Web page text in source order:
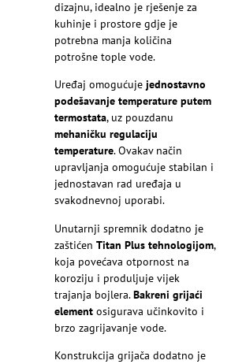
dizajnu, idealno je rješenje za
kuhinje i prostore gdje je
potrebna manja količina
potrošne tople vode.
Uređaj omogućuje jednostavno
podešavanje temperature putem
termostata, uz pouzdanu
mehaničku regulaciju
temperature. Ovakav način
upravljanja omogućuje stabilan i
jednostavan rad uređaja u
svakodnevnoj uporabi.
Unutarnji spremnik dodatno je
zaštićen Titan Plus tehnologijom,
koja povećava otpornost na
koroziju i produljuje vijek
trajanja bojlera.Bakreni grijaći
element osigurava učinkovito i
brzo zagrijavanje vode.
Konstrukcija grijača dodatno je